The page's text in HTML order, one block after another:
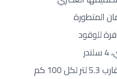
المتطورة
للوقود
كم